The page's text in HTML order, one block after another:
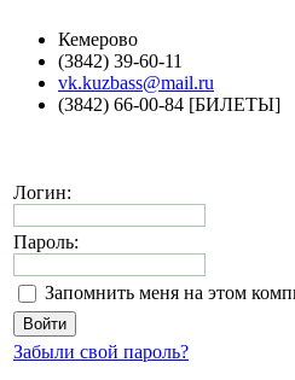
Кемерово
(3842) 39-60-11
vk.kuzbass@mail.ru
(3842) 66-00-84 [БИЛЕТЫ]
Логин:
Пароль:
Запомнить меня на этом
Забыли свой пароль?